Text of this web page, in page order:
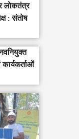
लोकतंत्र
: संतोष